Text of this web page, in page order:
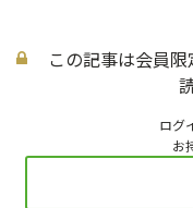
この記事は会員
ログ
お